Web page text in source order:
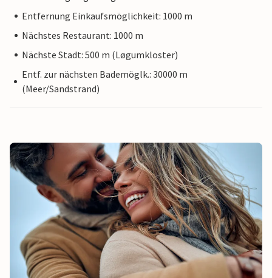
Entfernung Einkaufsmöglichkeit: 1000 m
Nächstes Restaurant: 1000 m
Nächste Stadt: 500 m (Løgumkloster)
Entf. zur nächsten Bademöglk.: 30000 m
(Meer/Sandstrand)